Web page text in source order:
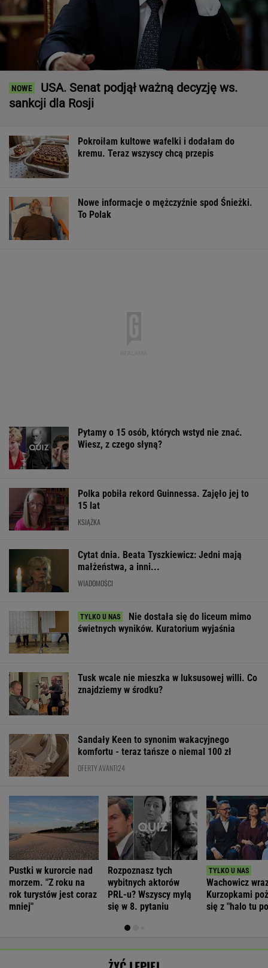
USA. Senat podjął ważną decyzję ws.
sankcji dla Rosji
Pokroiłam kultowe wafelki i dodałam do
kremu. Teraz wszyscy chcą przepis
Nowe informacje o mężczyźnie spod Śnieżki.
To Polak
Pytamy o 15 osób, których wstyd nie znać.
Wiesz, z czego słyną?
Polka pobiła rekord Guinnessa. Zajęło jej to
15 lat
KSIĄŻKA
Cytat dnia. Beata Tyszkiewicz: Jedni mają
małżeństwa, a inni...
WIADOMOŚCI
Nie dostała się do liceum mimo
świetnych wyników. Kuratorium wyjaśnia
Tusk wcale nie mieszka w luksusowej willi. Co
znajdziemy w środku?
Sandały Keen to synonim wakacyjnego
komfortu - teraz tańsze o niemal 100 zł
OFERTY AVANTI24
Pustki w kurorcie nad
morzem. "Z roku na
rok turystów jest coraz
mniej"
Rozpoznasz tych
wybitnych aktorów
PRL-u? Wszyscy mylą
się w 8. pytaniu
Wachowicz
Kurzopkami
się z "halo tu